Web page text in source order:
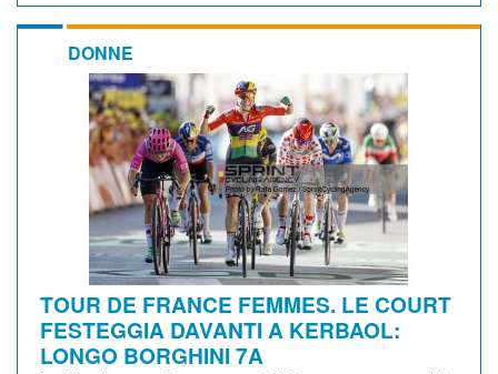
DONNE
TOUR DE FRANCE FEMMES. LE COURT
FESTEGGIA DAVANTI A KERBAOL:
LONGO BORGHINI 7A